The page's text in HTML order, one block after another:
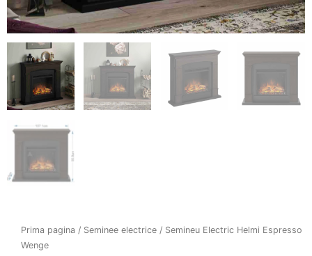
Prima pagina / Seminee electrice / Semineu Electric Helmi Espresso
Wenge